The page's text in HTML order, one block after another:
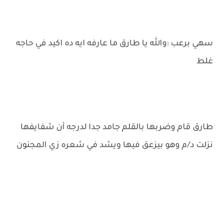
سهي برعب :والله يا طارق ما عارفه ايه ده اكيد في حاجه
غلط
طارق قام وضربها بالقلم جامد جدا لدرجه أن شفايفها
نزلت د/م وهو بيزعق فيها ويشد في شعره زي المجنون